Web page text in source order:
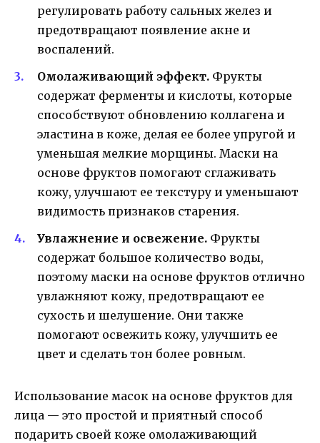
регулировать работу сальных желез и
предотвращают появление акне и
воспалений.
Омолаживающий эффект. Фрукты
содержат ферменты и кислоты, которые
способствуют обновлению коллагена и
эластина в коже, делая ее более упругой и
уменьшая мелкие морщины. Маски на
основе фруктов помогают сглаживать
кожу, улучшают ее текстуру и уменьшают
видимость признаков старения.
Увлажнение и освежение. Фрукты
содержат большое количество воды,
поэтому маски на основе фруктов отлично
увлажняют кожу, предотвращают ее
сухость и шелушение. Они также
помогают освежить кожу, улучшить ее
цвет и сделать тон более ровным.
Использование масок на основе фруктов для
лица — это простой и приятный способ
подарить своей коже омолаживающий